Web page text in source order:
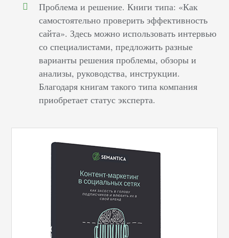
Проблема и решение. Книги типа: «Как
самостоятельно проверить эффективность
сайта». Здесь можно использовать интервью
со специалистами, предложить разные
варианты решения проблемы, обзоры и
анализы, руководства, инструкции.
Благодаря книгам такого типа компания
приобретает статус эксперта.